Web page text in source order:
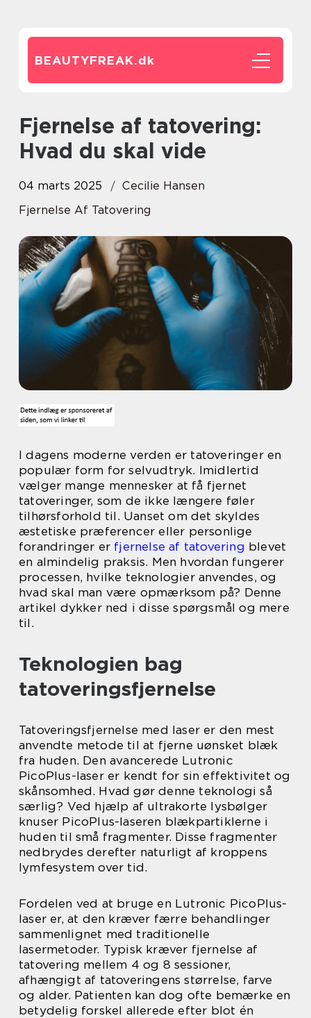
BEAUTYFREAK.dk
Fjernelse af tatovering:
Hvad du skal vide
04 marts 2025
Cecilie Hansen
Fjernelse Af Tatovering
I dagens moderne verden er tatoveringer en
populær form for selvudtryk. Imidlertid
vælger mange mennesker at få fjernet
tatoveringer, som de ikke længere føler
tilhørsforhold til. Uanset om det skyldes
æstetiske præferencer eller personlige
forandringer er fjernelse af tatovering blevet
en almindelig praksis. Men hvordan fungerer
processen, hvilke teknologier anvendes, og
hvad skal man være opmærksom på? Denne
artikel dykker ned i disse spørgsmål og mere
til.
Teknologien bag
tatoveringsfjernelse
Tatoveringsfjernelse med laser er den mest
anvendte metode til at fjerne uønsket blæk
fra huden. Den avancerede Lutronic
PicoPlus-laser er kendt for sin effektivitet og
skånsomhed. Hvad gør denne teknologi så
særlig? Ved hjælp af ultrakorte lysbølger
knuser PicoPlus-laseren blækpartiklerne i
huden til små fragmenter. Disse fragmenter
nedbrydes derefter naturligt af kroppens
lymfesystem over tid.
Fordelen ved at bruge en Lutronic PicoPlus-
laser er, at den kræver færre behandlinger
sammenlignet med traditionelle
lasermetoder. Typisk kræver fjernelse af
tatovering mellem 4 og 8 sessioner,
afhængigt af tatoveringens størrelse, farve
og alder. Patienten kan dog ofte bemærke en
betydelig forskel allerede efter blot én